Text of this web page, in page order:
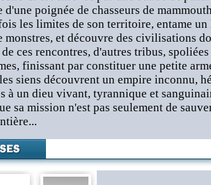
d'une poignée de chasseurs de
les limites de son territoire, entame
monstres, et découvre des civilisations
ces rencontres, d'autres tribus,
finissant par constituer une petite
siens découvrent un empire inconnu,
à un dieu vivant, tyrannique et
sa mission n'est pas seulement de